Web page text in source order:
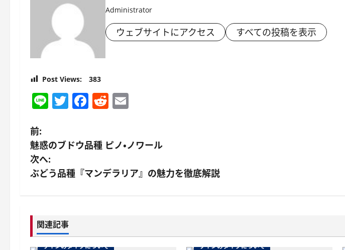
Administrator
ウェブサイトにアクセス すべての投稿を表示
Post Views: 383
LineTwitter
Facebook
Reddit
投
稿
ナ
ゲ
ー
前:
魅惑のブドウ品種 ピノ・ノワール
次へ:
ぶどう品種『マンデラリア』の魅力を徹底解説
関連記事
ワインのタイプについて ワインのタイプについて